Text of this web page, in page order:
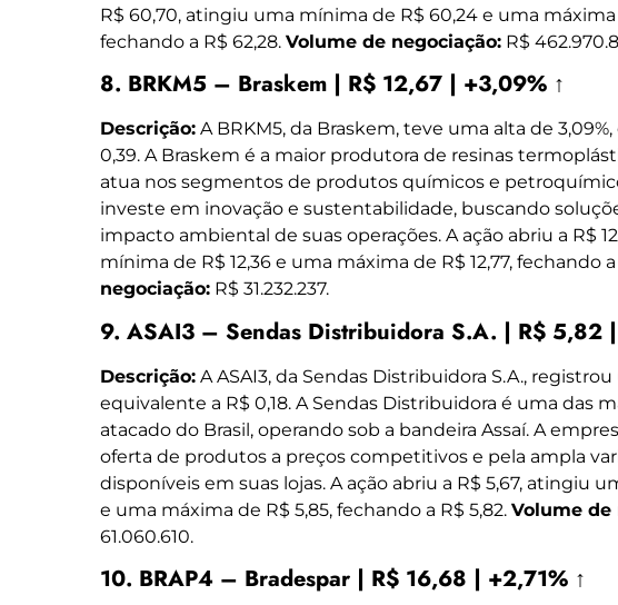
R$ 60,70, atingiu uma mínima de R$ 60,24 e uma máxima
fechando a R$ 62,28. Volume de negociação: R$
8. BRKM5 – Braskem | R$ 12,67 | +3,09% ↑
Descrição: A BRKM5, da Braskem, teve uma alta de
0,39. A Braskem é a maior produtora de resinas
atua nos segmentos de produtos químicos e
investe em inovação e sustentabilidade, buscando
impacto ambiental de suas operações. A ação abriu a R$
mínima de R$ 12,36 e uma máxima de R$ 12,77, fechando a
negociação: R$ 31.232.237.
9. ASAI3 – Sendas Distribuidora S.A. | R$ 5,82
Descrição: A ASAI3, da Sendas Distribuidora S.A., registrou
equivalente a R$ 0,18. A Sendas Distribuidora é uma das
atacado do Brasil, operando sob a bandeira Assaí. A
oferta de produtos a preços competitivos e pela ampla
disponíveis em suas lojas. A ação abriu a R$ 5,67, atingiu
e uma máxima de R$ 5,85, fechando a R$ 5,82. Volume de
61.060.610.
10. BRAP4 – Bradespar | R$ 16,68 | +2,71% ↑